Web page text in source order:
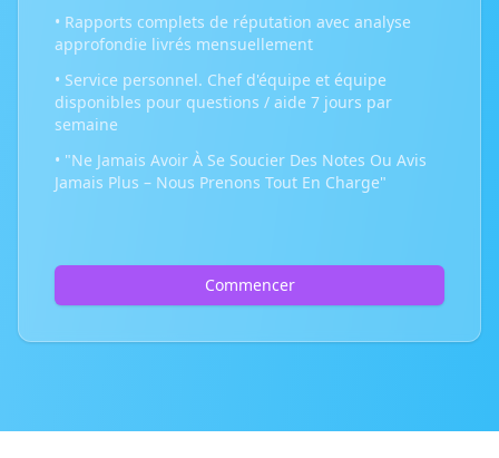
• Rapports complets de réputation avec analyse
approfondie livrés mensuellement
• Service personnel. Chef d'équipe et équipe
disponibles pour questions / aide 7 jours par
semaine
• "Ne Jamais Avoir À Se Soucier Des Notes Ou Avis
Jamais Plus – Nous Prenons Tout En Charge"
Commencer